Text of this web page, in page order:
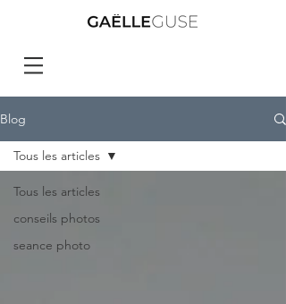
Blog
Tous les articles
conseils photos
seance photo
Tous les articles